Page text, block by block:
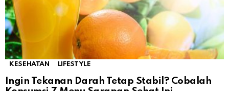
KESEHATAN LIFESTYLE
Ingin Tekanan Darah Tetap Stabil? Cobalah